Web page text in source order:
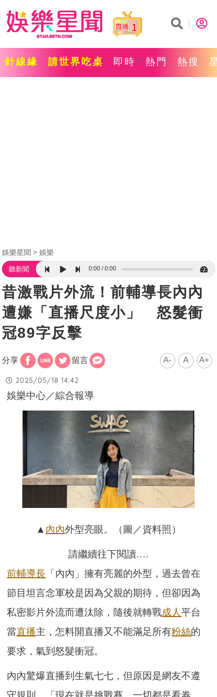
1
針線緣 請世界吃桌 即時 熱門 熱搜
娛樂星聞 娛樂
聽新聞 0:00 0:00
昔激戰片外流！前輔導長內內
遭嫌「直播尺度小」 怒髮衝
冠89字反擊
分享 留言 A- A A+
2025/05/18 14:42
娛樂中心／綜合報導
▲ 內內外型亮眼。（圖／資料照）
請繼續往下閱讀….
前輔導長 「內內」擁有亮麗的外型，過去曾在
節目坦言念軍校是因為父親的期待，但卻因為
私密影片外流而遭汰除，隨後就轉戰成人平台
當直播主，怎料開直播又不能滿足所有粉絲的
要求，氣到怒髮衝冠。
內內驚爆直播到生氣七七，但原因是網友不遵